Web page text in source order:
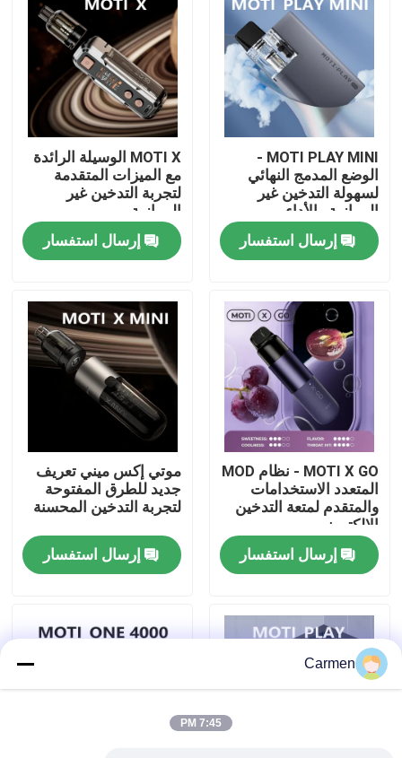
منزل
أشرطة فيديو
حول بنا
جولة في المعمل
ضبط الجودة
اتصل بنا
طلب اقتباس
فوزول فايب
MOTI PLAY MINI -
الوضع المدمج النهائي
لسهولة التدخين غير
الموازية والأداء
إرسال استفسار
MOTI X الوسيلة الرائدة
مع الميزات المتقدمة
لتجربة التدخين غير
الموازية
إرسال استفسار
MOTI X GO - نظام MOD
المتعدد الاستخدامات
والمتقدم لمتعة التدخين
الإلكتروني
إرسال استفسار
موتي إكس ميني تعريف
جديد للطرق المفتوحة
لتجربة التدخين المحسنة
إرسال استفسار
Carmen
7:45 PM